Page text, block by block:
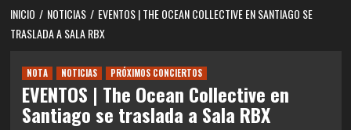
INICIO NOTICIAS
EVENTOS | THE OCEAN COLLECTIVE EN SANTIAGO SE
TRASLADA A SALA RBX
NOTA NOTICIAS PRÓXIMOS CONCIERTOS
EVENTOS | The Ocean Collective en
Santiago se traslada a Sala RBX